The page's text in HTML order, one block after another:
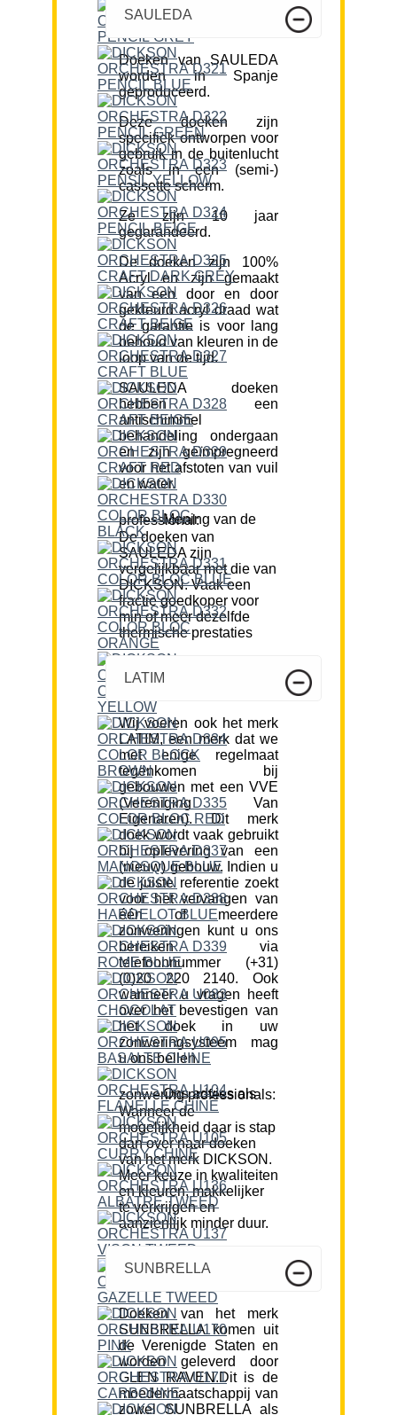
SAULEDA
Doeken van SAULEDA
worden in Spanje
geproduceerd.
Deze doeken zijn
specifiek ontworpen voor
gebruik in de buitenlucht
zoals in een (semi-)
cassette scherm.
Ze zijn 10 jaar
gegarandeerd.
De doeken zijn 100%
Acryl en zijn gemaakt
van een door en door
gekleurd acryl draad wat
de garantie is voor lang
behoud van kleuren in de
loop van de tijd.
SAULEDA doeken
hebben een
antischimmel
behandeling ondergaan
en zijn geïmpregneerd
voor het afstoten van vuil
en water.
Mening van de professional:
De doeken van
SAULEDA zijn
vergelijkbaar met die van
DICKSON. Vaak een
fractie goedkoper voor
min of meer dezelfde
thermische prestaties
LATIM
Wij voeren ook het merk
LATIM, een merk dat we
met enige regelmaat
tegenkomen bij
gebouwen met een VVE
(Vereniging Van
Eigenaren). Dit merk
doek wordt vaak gebruikt
bij oplevering van een
(nieuw) gebouw. Indien u
de juiste referentie zoekt
voor het vervangen van
één of meerdere
zonweringen kunt u ons
bereiken via
telefoonnummer (+31)
(0)20 220 2140. Ook
wanneer u vragen heeft
over het bevestigen van
het doek in uw
zonweringsysteem mag
u ons bellen.
Ons advies als zonwering professionals:
Wanneer de
mogelijkheid daar is stap
dan over naar doeken
van het merk DICKSON.
Meer keuze in kwaliteiten
en kleuren, makkelijker
te verkrijgen en
aanzienlijk minder duur.
SUNBRELLA
Doeken van het merk
SUNBRELLA komen uit
de Verenigde Staten en
worden geleverd door
GLEN RAVEN.Dit is de
moedermaatschappij van
zowel SUNBRELLA als